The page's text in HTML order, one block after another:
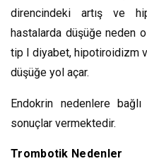
direncindeki artış ve
hastalarda düşüğe neden
tip I diyabet, hipotiroidizm
düşüğe yol açar.
Endokrin nedenlere
sonuçlar vermektedir.
Trombotik Nedenler